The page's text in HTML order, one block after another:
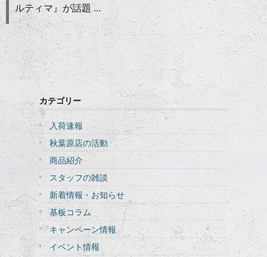
ルティマ』が話題 ...
カテゴリー
入荷速報
秋葉原店の活動
商品紹介
スタッフの雑談
新着情報・お知らせ
基板コラム
キャンペーン情報
イベント情報